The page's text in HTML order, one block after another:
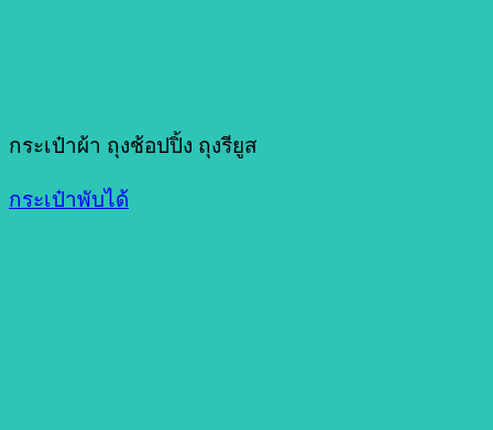
กระเป๋าผ้า ถุงช้อปปิ้ง ถุงรียูส
กระเป๋าพับได้